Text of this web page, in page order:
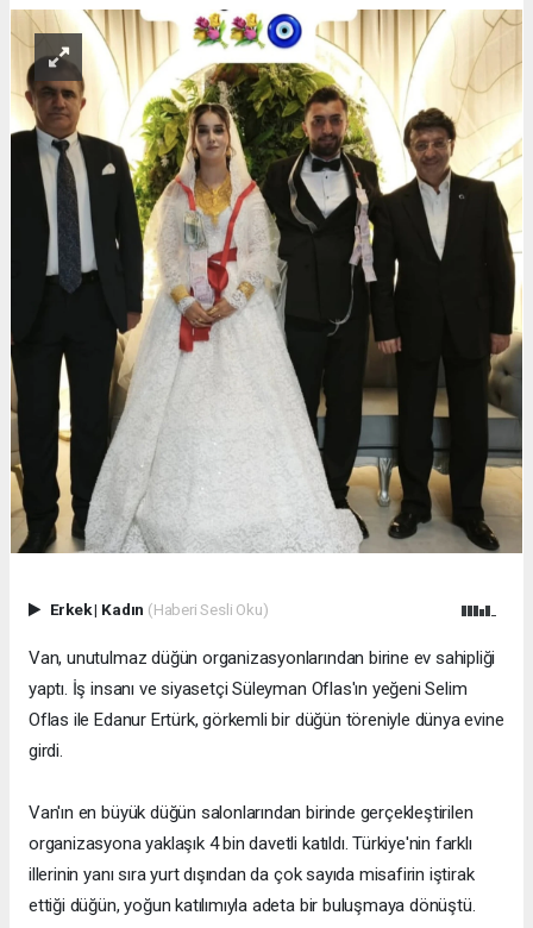
Erkek| Kadın (Haberi Sesli Oku)
Van, unutulmaz düğün organizasyonlarından birine ev sahipliği
yaptı. İş insanı ve siyasetçi Süleyman Oflas'ın yeğeni Selim
Oflas ile Edanur Ertürk, görkemli bir düğün töreniyle dünya evine
girdi.
Van'ın en büyük düğün salonlarından birinde gerçekleştirilen
organizasyona yaklaşık 4 bin davetli katıldı. Türkiye'nin farklı
illerinin yanı sıra yurt dışından da çok sayıda misafirin iştirak
ettiği düğün, yoğun katılımıyla adeta bir buluşmaya dönüştü.